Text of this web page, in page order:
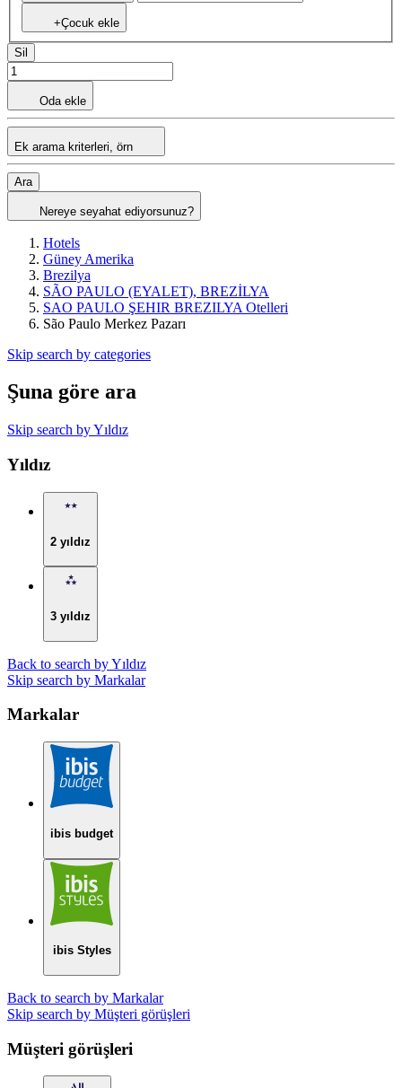
+Çocuk ekle
Sil
Oda ekle
Ek arama kriterleri, örn
Ara
Nereye seyahat ediyorsunuz?
Hotels
Güney Amerika
Brezilya
SÃO PAULO (EYALET), BREZİLYA
SAO PAULO ŞEHIR BREZILYA Otelleri
São Paulo Merkez Pazarı
Skip search by categories
Şuna göre ara
Skip search by Yıldız
Yıldız
2 yıldız
3 yıldız
Back to search by Yıldız
Skip search by Markalar
Markalar
ibis budget
ibis Styles
Back to search by Markalar
Skip search by Müşteri görüşleri
Müşteri görüşleri